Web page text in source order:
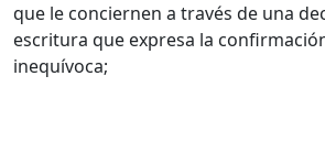
que le conciernen a través de una
escritura que expresa la
inequívoca;